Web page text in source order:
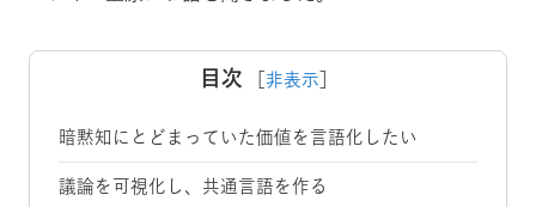
目次 非表示
暗黙知にとどまっていた価値を言語化したい
議論を可視化し、共通言語を作る